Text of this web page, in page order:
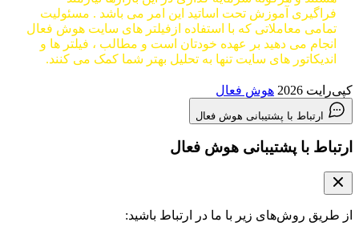
فراگیری آموزش تحت اساتید این امر می باشد . مسئولیت
تمامی معاملاتی که با استفاده ازفیلتر های سایت هوش فعال
انجام می دهید بر عهده خودتان است و مطالب ، فیلتر ها و
اندیکاتور های سایت تنها به تحلیل بهتر شما کمک می کنند.
کپی‌رایت 2026 هوش فعال
ارتباط با پشتیبانی هوش فعال
ارتباط با پشتیبانی هوش فعال
از طریق روش‌های زیر با ما در ارتباط باشید: